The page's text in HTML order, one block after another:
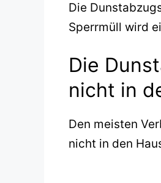
Die
Sperrmüll wird
Die
nicht in
Den meisten
nicht in den